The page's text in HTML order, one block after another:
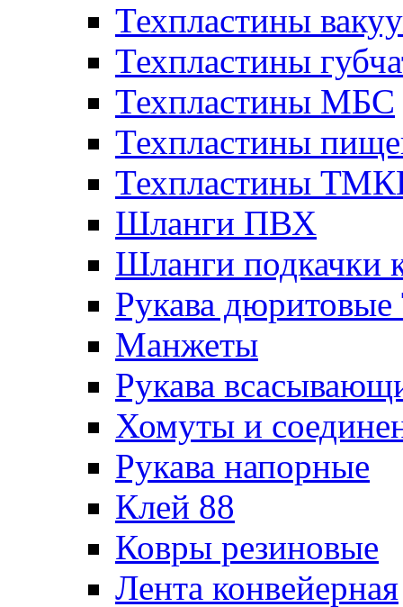
Техпластины
Техпластины
Техпластины МБС
Техпластины
Техпластины
Шланги ПВХ
Шланги подкачки
Рукава
Манжеты
Рукава
Хомуты и
Рукава напорные
Клей 88
Ковры резиновые
Лента конвейерная